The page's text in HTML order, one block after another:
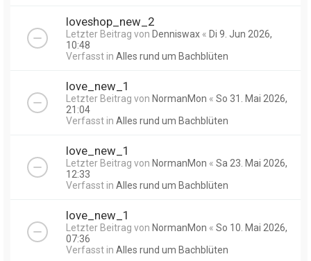
loveshop_new_2
Letzter Beitrag von Denniswax « Di 9. Jun 2026,
10:48
Verfasst in Alles rund um Bachblüten
love_new_1
Letzter Beitrag von NormanMon « So 31. Mai 2026,
21:04
Verfasst in Alles rund um Bachblüten
love_new_1
Letzter Beitrag von NormanMon « Sa 23. Mai 2026,
12:33
Verfasst in Alles rund um Bachblüten
love_new_1
Letzter Beitrag von NormanMon « So 10. Mai 2026,
07:36
Verfasst in Alles rund um Bachblüten